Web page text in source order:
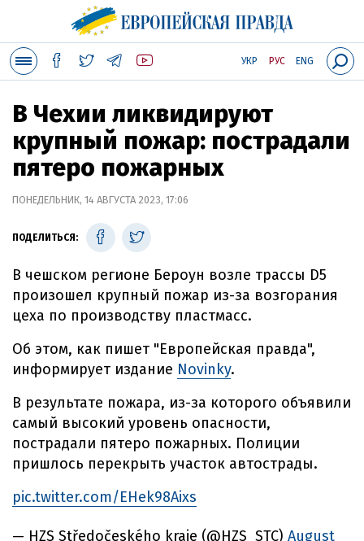
УКР РУС ENG
В Чехии ликвидируют
крупный пожар: пострадали
пятеро пожарных
ПОНЕДЕЛЬНИК, 14 АВГУСТА 2023, 17:06
ПОДЕЛИТЬСЯ:
В чешском регионе Бероун возле трассы D5
произошел крупный пожар из-за возгорания
цеха по производству пластмасс.
Об этом, как пишет "Европейская правда",
информирует издание Novinky.
В результате пожара, из-за которого объявили
самый высокий уровень опасности,
пострадали пятеро пожарных. Полиции
пришлось перекрыть участок автострады.
pic.twitter.com/EHek98Aixs
— HZS Středočeského kraje (@HZS_STC) August